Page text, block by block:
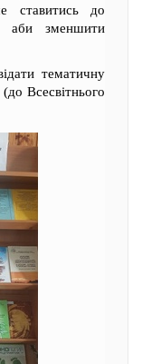
ставитись до
аби зменшити
тематичну
(до Всесвітнього